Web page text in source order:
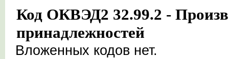
Код ОКВЭД2 32.99.2 -
принадлежностей
Вложенных кодов нет.